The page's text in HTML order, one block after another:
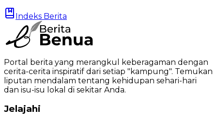
Indeks Berita
Portal berita yang merangkul keberagaman dengan
cerita-cerita inspiratif dari setiap "kampung". Temukan
liputan mendalam tentang kehidupan sehari-hari
dan isu-isu lokal di sekitar Anda.
Jelajahi